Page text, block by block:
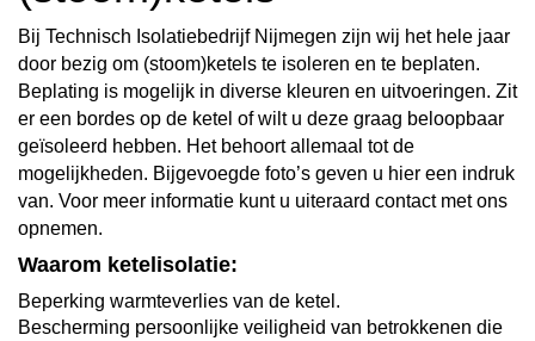
Bij Technisch Isolatiebedrijf Nijmegen zijn wij het hele jaar
door bezig om (stoom)ketels te isoleren en te beplaten.
Beplating is mogelijk in diverse kleuren en uitvoeringen. Zit
er een bordes op de ketel of wilt u deze graag beloopbaar
geïsoleerd hebben. Het behoort allemaal tot de
mogelijkheden. Bijgevoegde foto’s geven u hier een indruk
van. Voor meer informatie kunt u uiteraard contact met ons
opnemen.
Waarom ketelisolatie:
Beperking warmteverlies van de ketel.
Bescherming persoonlijke veiligheid van betrokkenen die